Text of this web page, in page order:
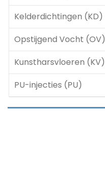
Kelderdichtingen (KD)
Opstijgend Vocht (OV)
Kunstharsvloeren (KV)
PU-injecties (PU)